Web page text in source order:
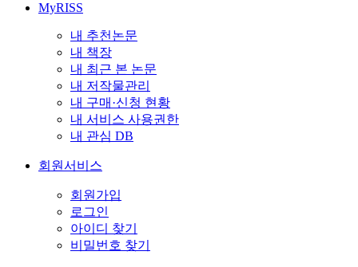
MyRISS
내 추천논문
내 책장
내 최근 본 논문
내 저작물관리
내 구매·신청 현황
내 서비스 사용권한
내 관심 DB
회원서비스
회원가입
로그인
아이디 찾기
비밀번호 찾기